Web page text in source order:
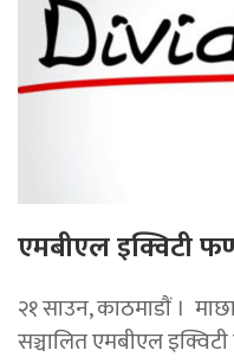
एमबीएल इक्विटी
२१ साउन, काठमाडाैं ।
सञ्चालित एमबीएल